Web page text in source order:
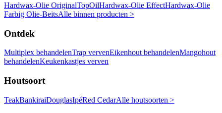
Hardwax-Olie OriginalTopOilHardwax-Olie EffectHardwax-Olie
Farbig Olie-BeitsAlle binnen producten >
Ontdek
Multiplex behandelenTrap vervenEikenhout behandelenMangohout
behandelenKeukenkastjes verven
Houtsoort
TeakBankiraiDouglasIpéRed CedarAlle houtsoorten >